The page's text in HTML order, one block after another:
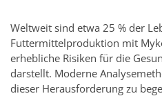
Weltweit sind etwa 25 % der
Futtermittelproduktion mit
erhebliche Risiken für die
darstellt. Moderne
dieser Herausforderung zu